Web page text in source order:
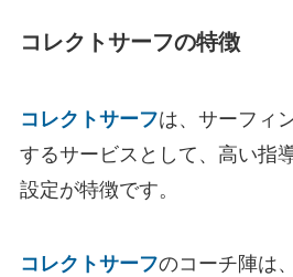
コレクトサーフの特徴
コレクトサーフは、サーフィ
するサービスとして、高い指
設定が特徴です。
コレクトサーフのコーチ陣は